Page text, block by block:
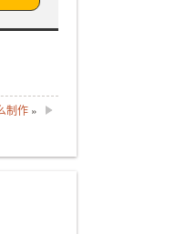
制作»